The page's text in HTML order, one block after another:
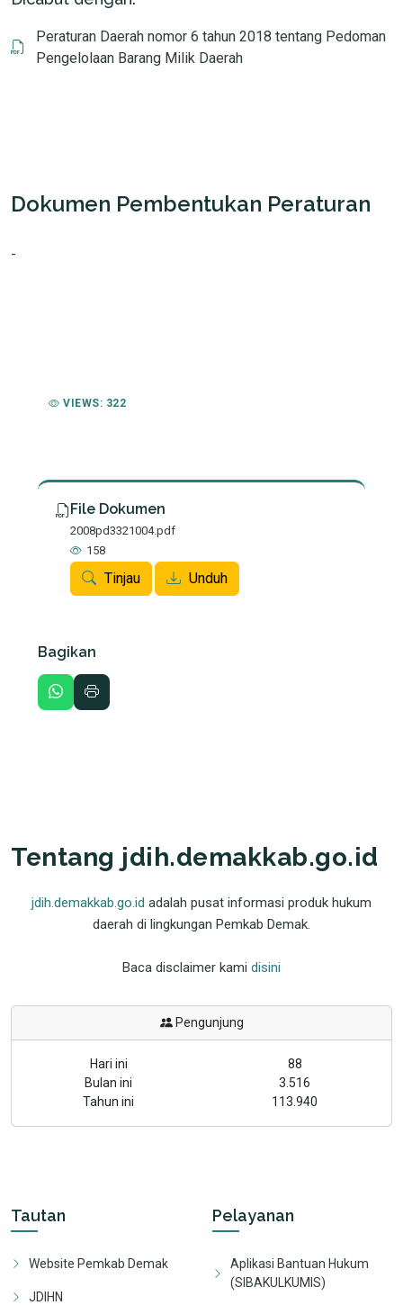
Peraturan Daerah nomor 6 tahun 2018 tentang Pedoman
Pengelolaan Barang Milik Daerah
Dokumen Pembentukan Peraturan
-
VIEWS: 322
File Dokumen
2008pd3321004.pdf
158
Tinjau Unduh
Bagikan
Tentang jdih.demakkab.go.id
jdih.demakkab.go.id adalah pusat informasi produk hukum
daerah di lingkungan Pemkab Demak.
Baca disclaimer kami disini
Pengunjung
Hari ini
88
Bulan ini
3.516
Tahun ini
113.940
Tautan
Website Pemkab Demak
JDIHN
Pelayanan
Aplikasi Bantuan Hukum
(SIBAKULKUMIS)